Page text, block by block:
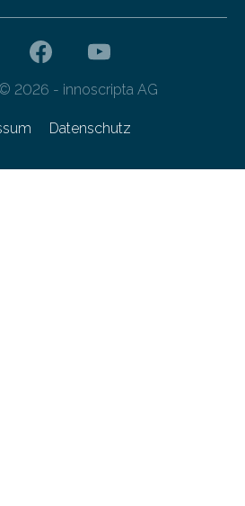
2026 - innoscripta AG
Datenschutz